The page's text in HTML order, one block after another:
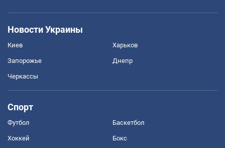
Новости Украины
Киев Харьков
Запорожье Днепр
Черкассы
Спорт
Футбол Баскетбол
Хоккей Бокс